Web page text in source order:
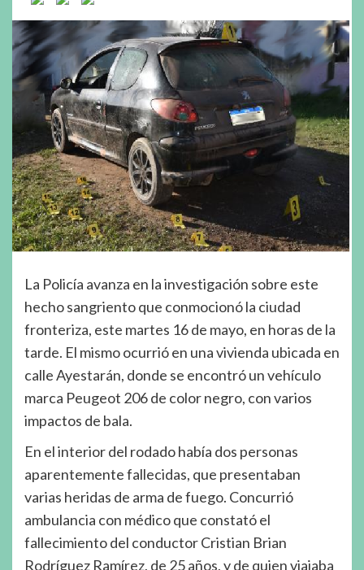
La Policía avanza en la investigación sobre este
hecho sangriento que conmocionó la ciudad
fronteriza, este martes 16 de mayo, en horas de la
tarde. El mismo ocurrió en una vivienda ubicada en
calle Ayestarán, donde se encontró un vehículo
marca Peugeot 206 de color negro, con varios
impactos de bala.
En el interior del rodado había dos personas
aparentemente fallecidas, que presentaban
varias heridas de arma de fuego. Concurrió
ambulancia con médico que constató el
fallecimiento del conductor Cristian Brian
Rodríguez Ramírez, de 25 años, y de quien viajaba